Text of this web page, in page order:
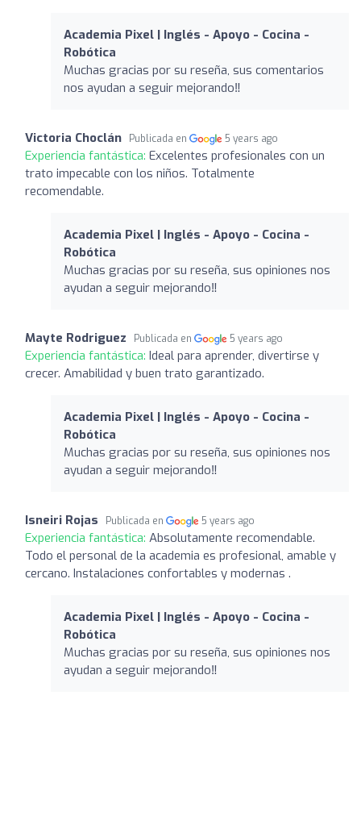
Academia Pixel | Inglés - Apoyo - Cocina -
Robótica
Muchas gracias por su reseña, sus comentarios
nos ayudan a seguir mejorando‼️
Victoria Choclán Publicada en 5 years ago
Experiencia fantástica: Excelentes profesionales con un
trato impecable con los niños. Totalmente
recomendable.
Academia Pixel | Inglés - Apoyo - Cocina -
Robótica
Muchas gracias por su reseña, sus opiniones nos
ayudan a seguir mejorando‼️
Mayte Rodriguez Publicada en 5 years ago
Experiencia fantástica: Ideal para aprender, divertirse y
crecer. Amabilidad y buen trato garantizado.
Academia Pixel | Inglés - Apoyo - Cocina -
Robótica
Muchas gracias por su reseña, sus opiniones nos
ayudan a seguir mejorando‼️
Isneiri Rojas Publicada en 5 years ago
Experiencia fantástica: Absolutamente recomendable.
Todo el personal de la academia es profesional, amable y
cercano. Instalaciones confortables y modernas .
Academia Pixel | Inglés - Apoyo - Cocina -
Robótica
Muchas gracias por su reseña, sus opiniones nos
ayudan a seguir mejorando‼️